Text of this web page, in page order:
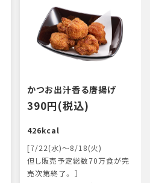
かつお出汁香る唐揚げ
390円(税込)
426kcal
[7/22(水)～8/18(火)
但し販売予定総数70万食が完
売次第終了。 ］